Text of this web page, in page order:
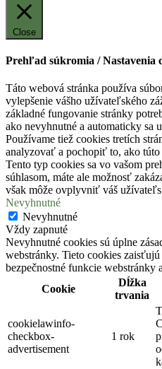
Close
Prehľad súkromia / Nastavenia
Táto webová stránka používa
vylepšenie vášho užívateľského
základné fungovanie stránky
ako nevyhnutné a automaticky sa
Používame tiež cookies tretích
analyzovať a pochopiť to, ako
Tento typ cookies sa vo vašom
súhlasom, máte ale možnosť
však môže ovplyvniť váš
Nevyhnutné
Nevyhnutné
Vždy zapnuté
Nevyhnutné cookies sú úplne
webstránky. Tieto cookies
bezpečnostné funkcie webstránky
Cookie
Dĺžka
trvania
cookielawinfo-
checkbox-
advertisement
1 rok